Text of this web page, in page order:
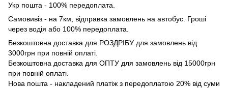
Укр пошта - 100% передоплата.
Самовивіз - на 7км, відправка замовлень на автобус. Гроші
через водія або 100% передоплата.
Безкоштовна доставка для РОЗДРІБУ для замовлень від
3000грн при повній оплаті.
Безкоштовна доставка для ОПТУ для замовлень від 15000грн
при повній оплаті.
Нова пошта - накладений платіж з передоплатою 20% від суми